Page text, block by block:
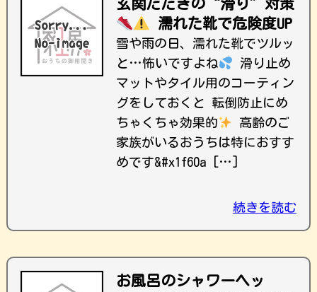
玄関たたきの“滑り”対策
濡れた靴で危険度UP
雪や雨の日、濡れた靴でツルッ
と…怖いですよね
滑り止め
マットやタイル用のコーティン
グをしておくと 転倒防止にめ
ちゃくちゃ効果的
高齢のご
家族がいるおうちは特におすす
めです&#x1f60a […]
続きを読む
お風呂のシャワーヘッ